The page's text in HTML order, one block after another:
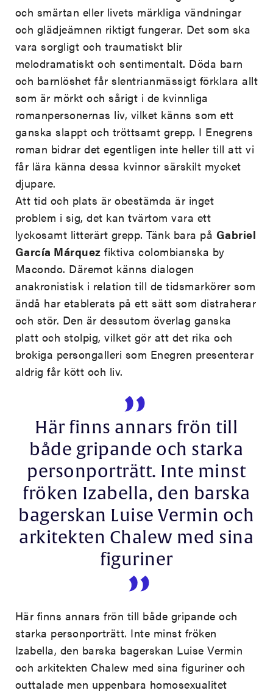
och smärtan eller livets märkliga vändningar
och glädjeämnen riktigt fungerar. Det som ska
vara sorgligt och traumatiskt blir
melodramatiskt och sentimentalt. Döda barn
och barnlöshet får slentrianmässigt förklara allt
som är mörkt och sårigt i de kvinnliga
romanpersonernas liv, vilket känns som ett
ganska slappt och tröttsamt grepp. I Enegrens
roman bidrar det egentligen inte heller till att vi
får lära känna dessa kvinnor särskilt mycket
djupare.
Att tid och plats är obestämda är inget
problem i sig, det kan tvärtom vara ett
lyckosamt litterärt grepp. Tänk bara på Gabriel
García Márquez fiktiva colombianska by
Macondo. Däremot känns dialogen
anakronistisk i relation till de tidsmarkörer som
ändå har etablerats på ett sätt som distraherar
och stör. Den är dessutom överlag ganska
platt och stolpig, vilket gör att det rika och
brokiga persongalleri som Enegren presenterar
aldrig får kött och liv.
Här finns annars frön till
både gripande och starka
personporträtt. Inte minst
fröken Izabella, den barska
bagerskan Luise Vermin och
arkitekten Chalew med sina
figuriner
Här finns annars frön till både gripande och
starka personporträtt. Inte minst fröken
Izabella, den barska bagerskan Luise Vermin
och arkitekten Chalew med sina figuriner och
outtalade men uppenbara homosexualitet